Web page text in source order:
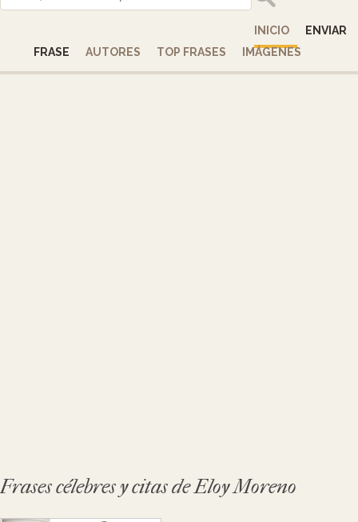
INICIO
ENVIAR
FRASE
AUTORES TOP FRASES IMÁGENES
Frases célebres y citas de Eloy Moreno